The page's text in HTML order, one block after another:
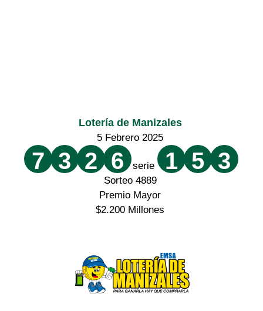
Lotería de Manizales
5 Febrero 2025
7 3 2 6 serie 1 5 3
Sorteo 4889
Premio Mayor
$2.200 Millones